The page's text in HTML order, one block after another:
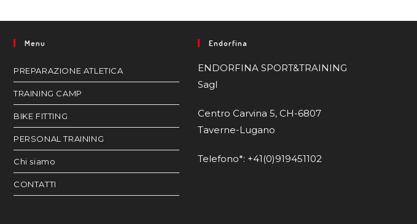
Menu
PREPARAZIONE ATLETICA
TRAINING CAMP
BIKE FITTING
PERSONAL TRAINING
Chi siamo
CONTATTI
Endorfina
ENDORFINA SPORT&TRAINING
Sagl
Centro Carvina 5, CH-6807
Taverne-Lugano
Telefono*: +41(0)919451102